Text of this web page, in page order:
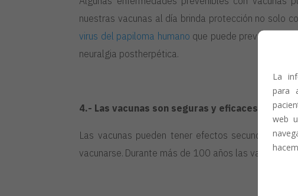
nuestras vacunas al día brinda protección no solo
virus del papiloma humano que puede prevenirnos
neuralgia postherpética.
4.- Las vacunas son seguras y eficaces
Las vacunas pueden tener efectos secundarios,
vacunarse. Durante más de 100 años las vacunas
La
para
web